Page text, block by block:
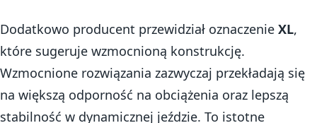
Dodatkowo producent przewidział oznaczenie XL,
które sugeruje wzmocnioną konstrukcję.
Wzmocnione rozwiązania zazwyczaj przekładają się
na większą odporność na obciążenia oraz lepszą
stabilność w dynamicznej jeździe. To istotne